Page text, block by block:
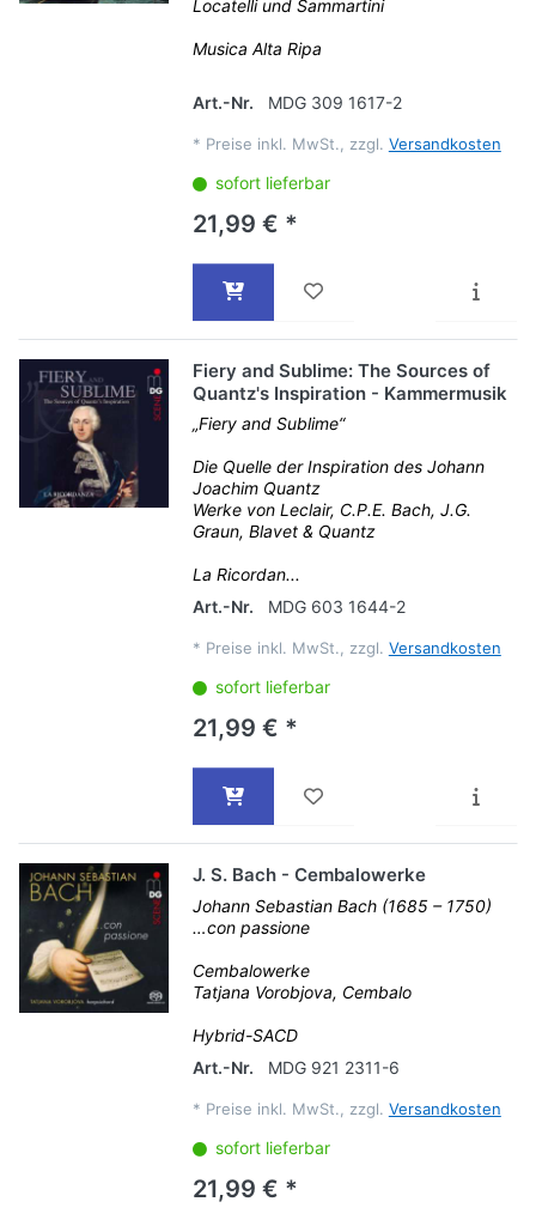
Locatelli und Sammartini
Musica Alta Ripa
Art.-Nr. MDG 309 1617-2
* Preise inkl. MwSt., zzgl. Versandkosten
sofort lieferbar
21,99 € *
Fiery and Sublime: The Sources of
Quantz's Inspiration - Kammermusik
„Fiery and Sublime“
Die Quelle der Inspiration des Johann
Joachim Quantz
Werke von Leclair, C.P.E. Bach, J.G.
Graun, Blavet & Quantz
La Ricordan...
Art.-Nr.
MDG 603 1644-2
* Preise inkl. MwSt., zzgl. Versandkosten
sofort lieferbar
21,99 € *
J. S. Bach - Cembalowerke
Johann Sebastian Bach (1685 – 1750)
…con passione
Cembalowerke
Tatjana Vorobjova, Cembalo
Hybrid-SACD
Art.-Nr.
MDG 921 2311-6
* Preise inkl. MwSt., zzgl. Versandkosten
sofort lieferbar
21,99 € *